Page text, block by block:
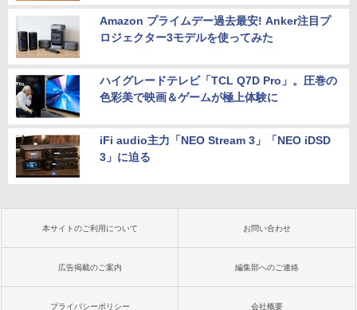
Amazon プライムデー過去最安! Anker注目プ
ロジェクター3モデルを使ってみた
ハイグレードテレビ「TCL Q7D Pro」。圧巻の
色彩美で映画＆ゲームが極上体験に
iFi audio主力「NEO Stream 3」「NEO iDSD
3」に迫る
本サイトのご利用について お問い合わせ
広告掲載のご案内 編集部へのご連絡
プライバシーポリシー 会社概要